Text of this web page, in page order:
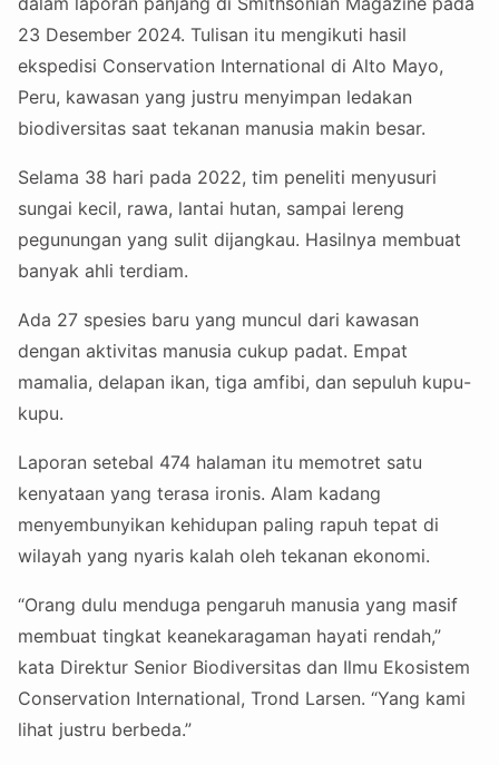
23 Desember 2024. Tulisan itu mengikuti hasil
ekspedisi Conservation International di Alto Mayo,
Peru, kawasan yang justru menyimpan ledakan
biodiversitas saat tekanan manusia makin besar.
Selama 38 hari pada 2022, tim peneliti menyusuri
sungai kecil, rawa, lantai hutan, sampai lereng
pegunungan yang sulit dijangkau. Hasilnya membuat
banyak ahli terdiam.
Ada 27 spesies baru yang muncul dari kawasan
dengan aktivitas manusia cukup padat. Empat
mamalia, delapan ikan, tiga amfibi, dan sepuluh kupu-
kupu.
Laporan setebal 474 halaman itu memotret satu
kenyataan yang terasa ironis. Alam kadang
menyembunyikan kehidupan paling rapuh tepat di
wilayah yang nyaris kalah oleh tekanan ekonomi.
“Orang dulu menduga pengaruh manusia yang masif
membuat tingkat keanekaragaman hayati rendah,”
kata Direktur Senior Biodiversitas dan Ilmu Ekosistem
Conservation International, Trond Larsen. “Yang kami
lihat justru berbeda.”